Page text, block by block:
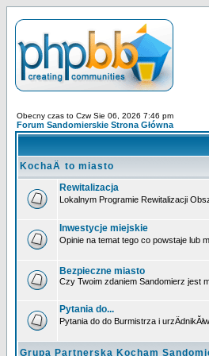
Obecny czas to Czw Sie 06, 2026 7:46 pm
Forum Sandomierskie Strona Główna
KochaÄ to miasto
Rewitalizacja
Lokalnym Programie Rewitalizacji
Inwestycje miejskie
Opinie na temat tego co powstaje lub
Bezpieczne miasto
Czy Twoim zdaniem Sandomierz jest
Pytania do...
Pytania do do Burmistrza i
Grupa Partnerska Kocham